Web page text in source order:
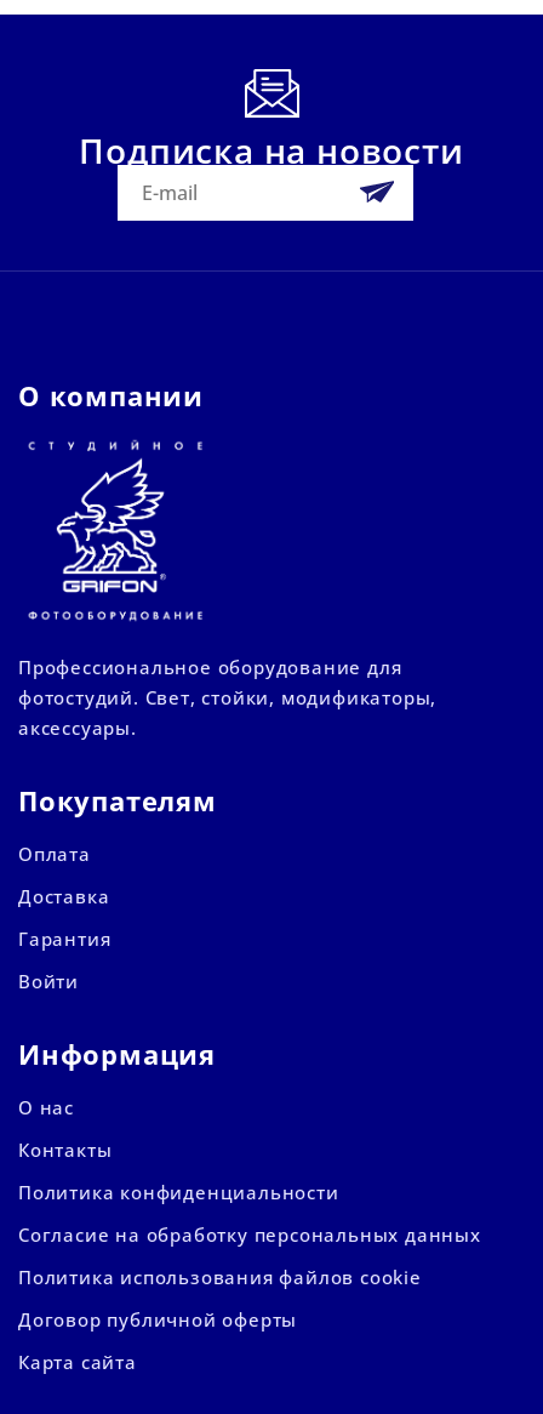
Подписка на новости
О компании
Профессиональное оборудование для
фотостудий. Свет, стойки, модификаторы,
аксессуары.
Покупателям
Оплата
Доставка
Гарантия
Войти
Информация
О нас
Контакты
Политика конфиденциальности
Согласие на обработку персональных данных
Политика использования файлов cookie
Договор публичной оферты
Карта сайта